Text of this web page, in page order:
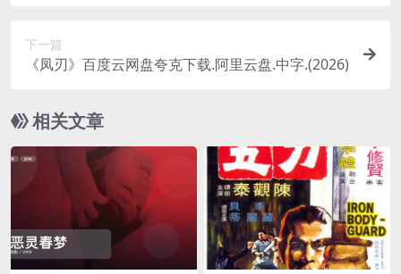
下一篇
《凤刃》百度云网盘夸克下载.阿里云盘.中字.(2026)
相关文章